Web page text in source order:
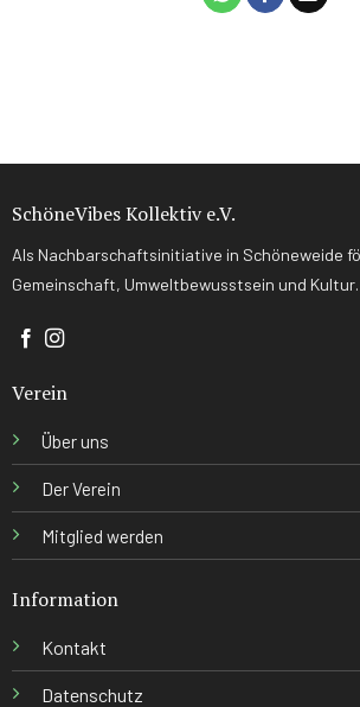
SchöneVibes Kollektiv e.V.
Als Nachbarschaftsinitiative in Schöneweide
Gemeinschaft, Umweltbewusstsein und Kultur.
Verein
Über uns
Der Verein
Mitglied werden
Information
Kontakt
Datenschutz